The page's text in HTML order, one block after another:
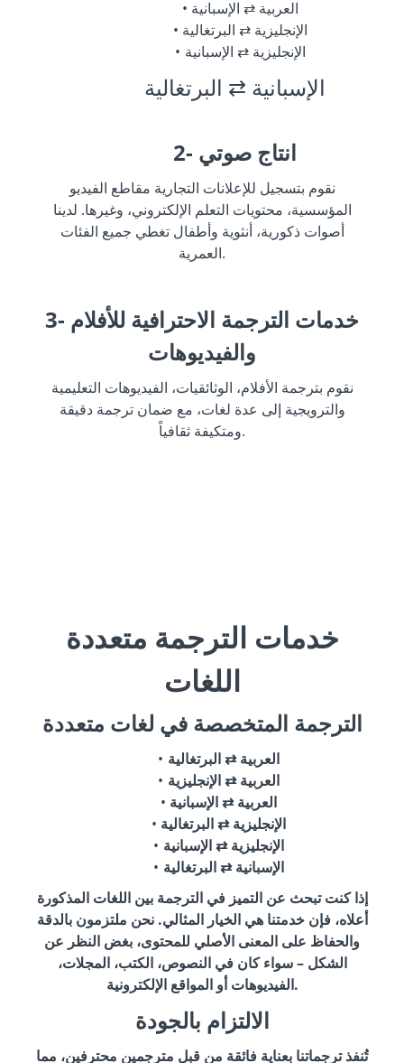
العربية ⇄ الإسبانية
الإنجليزية ⇄ البرتغالية
الإنجليزية ⇄ الإسبانية
الإسبانية ⇄ البرتغالية
2- انتاج صوتي
نقوم بتسجيل للإعلانات التجارية مقاطع الفيديو
المؤسسية، محتويات التعلم الإلكتروني، وغيرها. لدينا
أصوات ذكورية، أنثوية وأطفال تغطي جميع الفئات
العمرية.
3- خدمات الترجمة الاحترافية للأفلام
والفيديوهات
نقوم بترجمة الأفلام، الوثائقيات، الفيديوهات التعليمية
والترويجية إلى عدة لغات، مع ضمان ترجمة دقيقة
ومتكيفة ثقافياً.
خدمات الترجمة متعددة
اللغات
الترجمة المتخصصة في لغات متعددة
العربية ⇄ البرتغالية
العربية ⇄ الإنجليزية
العربية ⇄ الإسبانية
الإنجليزية ⇄ البرتغالية
الإنجليزية ⇄ الإسبانية
الإسبانية ⇄ البرتغالية
إذا كنت تبحث عن التميز في الترجمة بين اللغات المذكورة
أعلاه، فإن خدمتنا هي الخيار المثالي. نحن ملتزمون بالدقة
والحفاظ على المعنى الأصلي للمحتوى، بغض النظر عن
الشكل – سواء كان في النصوص، الكتب، المجلات،
الفيديوهات أو المواقع الإلكترونية.
الالتزام بالجودة
تُنفذ ترجماتنا بعناية فائقة من قبل مترجمين محترفين، مما